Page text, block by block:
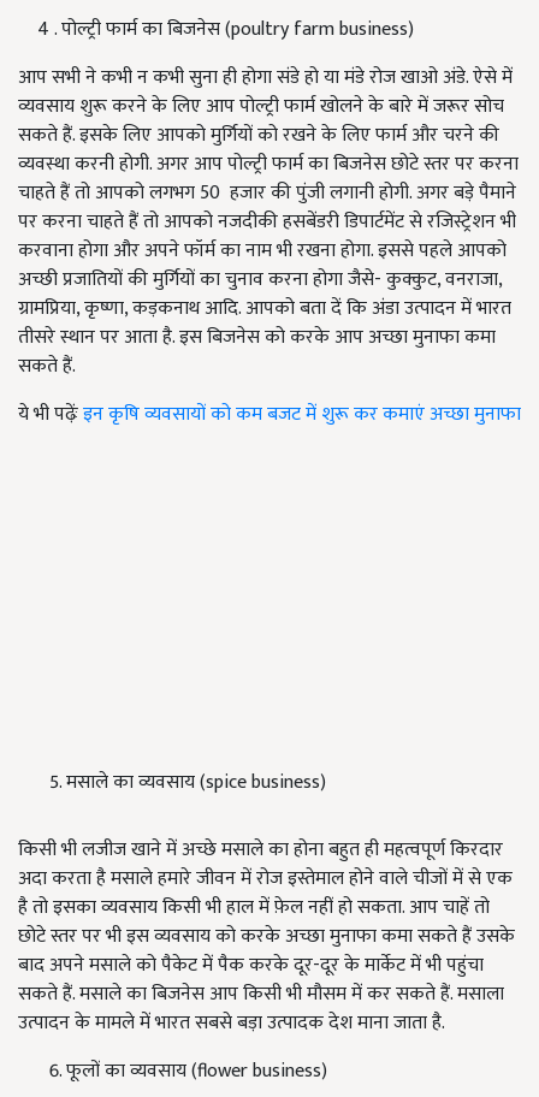
4 . पोल्ट्री फार्म का बिजनेस (poultry farm business)
आप सभी ने कभी न कभी सुना ही होगा संडे हो या मंडे रोज खाओ अंडे. ऐसे में
व्यवसाय शुरू करने के लिए आप पोल्ट्री फार्म खोलने के बारे में जरूर सोच
सकते हैं. इसके लिए आपको मुर्गियों को रखने के लिए फार्म और चरने की
व्यवस्था करनी होगी. अगर आप पोल्ट्री फार्म का बिजनेस छोटे स्तर पर करना
चाहते हैं तो आपको लगभग 50 हजार की पुंजी लगानी होगी. अगर बड़े पैमाने
पर करना चाहते हैं तो आपको नजदीकी हसबेंडरी डिपार्टमेंट से रजिस्ट्रेशन भी
करवाना होगा और अपने फॉर्म का नाम भी रखना होगा. इससे पहले आपको
अच्छी प्रजातियों की मुर्गियों का चुनाव करना होगा जैसे- कुक्कुट, वनराजा,
ग्रामप्रिया, कृष्णा, कड़कनाथ आदि. आपको बता दें कि अंडा उत्पादन में भारत
तीसरे स्थान पर आता है. इस बिजनेस को करके आप अच्छा मुनाफा कमा
सकते हैं.
ये भी पढ़ेंःइन कृषि व्यवसायों को कम बजट में शुरू कर कमाएं अच्छा मुनाफा
मसाले का व्यवसाय (spice business)
किसी भी लजीज खाने में अच्छे मसाले का होना बहुत ही महत्वपूर्ण किरदार
अदा करता है मसाले हमारे जीवन में रोज इस्तेमाल होने वाले चीजों में से एक
है तो इसका व्यवसाय किसी भी हाल में फ़ेल नहीं हो सकता. आप चाहें तो
छोटे स्तर पर भी इस व्यवसाय को करके अच्छा मुनाफा कमा सकते हैं उसके
बाद अपने मसाले को पैकेट में पैक करके दूर-दूर के मार्केट में भी पहुंचा
सकते हैं. मसाले का बिजनेस आप किसी भी मौसम में कर सकते हैं. मसाला
उत्पादन के मामले में भारत सबसे बड़ा उत्पादक देश माना जाता है.
फूलों का व्यवसाय (flower business)